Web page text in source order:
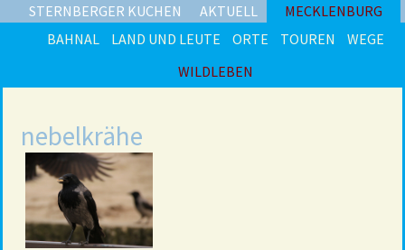
STERNBERGER KUCHEN AKTUELL
MECKLENBURG
BAHNAL
LAND UND LEUTE ORTE TOUREN
WEGE
WILDLEBEN
nebelkrähe